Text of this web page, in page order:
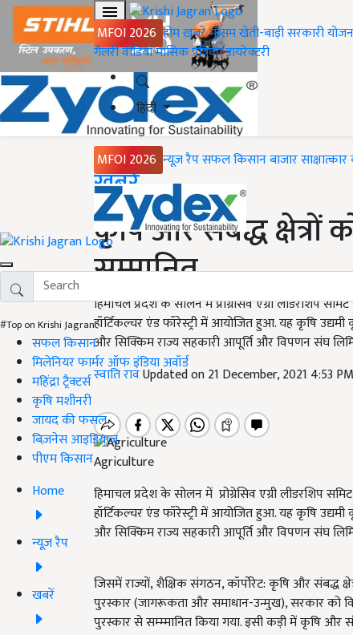
MFOI 2026 होमख़बरेंमौसमखेती-बाड़ीसरकारी
गैलरीवीडियोमासिक पत्रिकाडायरेक्टरी
हिंदी
MFOI 2026 न्यूज़ रैपसफल किसानबाजारसाक्षात्कार
#Top on Krishi Jagran
सफल किसान
मिलेनियर फार्मर ऑफ इंडिया अवॉर्ड
महिंद्रा ट्रैक्टर्स
कृषि मशीनरी
जायद की फसल
बिज़नेस आइडियाज
पीएम किसान
Home
न्यूज़ रैप
खबरें
Home
ख़बरें
कृषि और संबद्ध क्षेत्रों
सम्मानित
हिमाचल प्रदेश के सोलन में प्रोग्रेसिव एग्री लीडरशिप
हॉर्टिकल्चर एंड फॉरेस्ट्री में आयोजित हुआ. यह कृषि
और सिक्किम राज्य सहकारी आपूर्ति और विपणन संघ
स्वाति रावUpdated on 21 December, 2021 4:53
Agriculture
हिमाचल प्रदेश के सोलन में प्रोग्रेसिव एग्री लीडरशिप
हॉर्टिकल्चर एंड फॉरेस्ट्री में आयोजित हुआ. यह कृषि
और सिक्किम राज्य सहकारी आपूर्ति और विपणन संघ
जिसमें राज्यों, शैक्षिक संगठन, कॉर्पोरेट: कृषि और संबद्ध
पुरस्कार (जागरूकता और समाधान-उन्मुख), सरकार को
पुरस्कार से सम्म्मानित किया गया. इसी कड़ी में कृषि और